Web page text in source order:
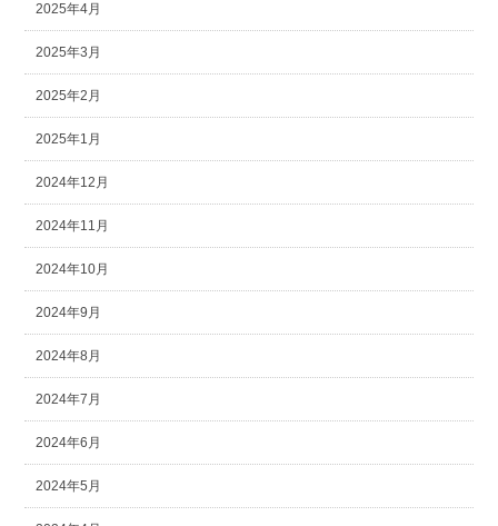
2025年4月
2025年3月
2025年2月
2025年1月
2024年12月
2024年11月
2024年10月
2024年9月
2024年8月
2024年7月
2024年6月
2024年5月